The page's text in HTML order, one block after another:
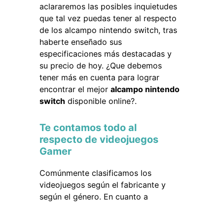
aclararemos las posibles inquietudes
que tal vez puedas tener al respecto
de los alcampo nintendo switch, tras
haberte enseñado sus
especificaciones más destacadas y
su precio de hoy. ¿Que debemos
tener más en cuenta para lograr
encontrar el mejor alcampo nintendo
switch disponible online?.
Te contamos todo al
respecto de videojuegos
Gamer
Comúnmente clasificamos los
videojuegos según el fabricante y
según el género. En cuanto a